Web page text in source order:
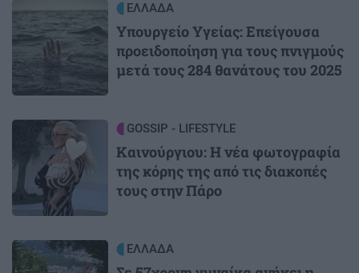
Image ΕΛΛΑΔΑ
Υπουργείο Υγείας: Επείγουσα
προειδοποίηση για τους πνιγμούς
μετά τους 284 θανάτους του 2025
Image GOSSIP - LIFESTYLE
Καινούργιου: Η νέα φωτογραφία
της κόρης της από τις διακοπές
τους στην Πάρο
Image ΕΛΛΑΔΑ